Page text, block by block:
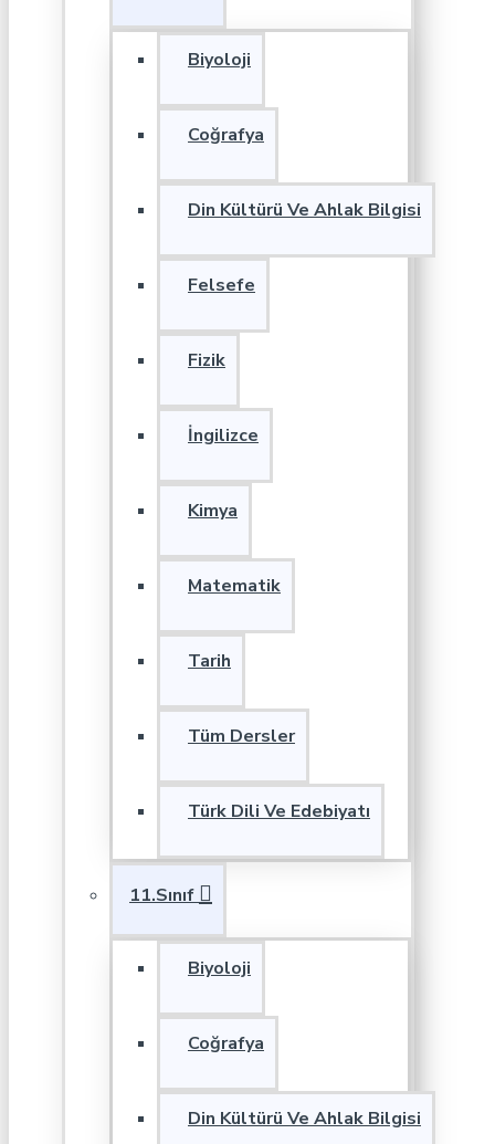
Biyoloji
Coğrafya
Din Kültürü Ve Ahlak Bilgisi
Felsefe
Fizik
İngilizce
Kimya
Matematik
Tarih
Tüm Dersler
Türk Dili Ve Edebiyatı
11.Sınıf
Biyoloji
Coğrafya
Din Kültürü Ve Ahlak Bilgisi